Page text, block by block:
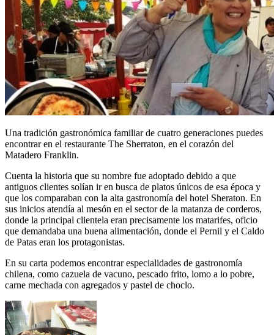
Una tradición gastronómica familiar de cuatro generaciones puedes
encontrar en el restaurante The Sherraton, en el corazón del
Matadero Franklin.
Cuenta la historia que su nombre fue adoptado debido a que
antiguos clientes solían ir en busca de platos únicos de esa época y
que los comparaban con la alta gastronomía del hotel Sheraton. En
sus inicios atendía al mesón en el sector de la matanza de corderos,
donde la principal clientela eran precisamente los matarifes, oficio
que demandaba una buena alimentación, donde el Pernil y el Caldo
de Patas eran los protagonistas.
En su carta podemos encontrar especialidades de gastronomía
chilena, como cazuela de vacuno, pescado frito, lomo a lo pobre,
carne mechada con agregados y pastel de choclo.